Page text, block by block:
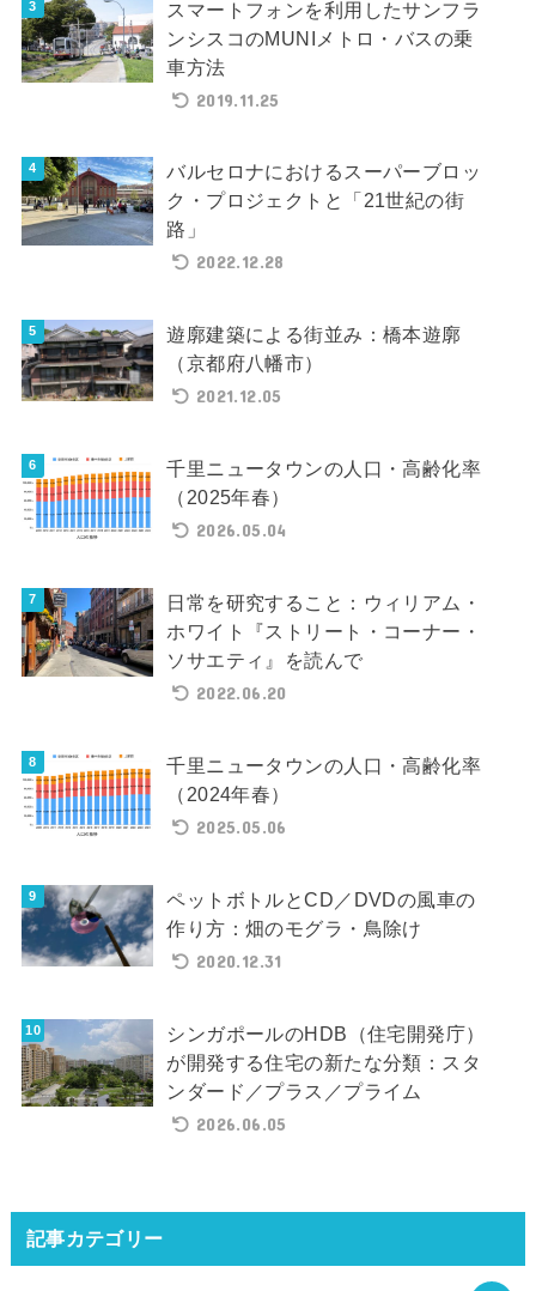
スマートフォンを利用したサンフラ
ンシスコのMUNIメトロ・バスの乗
車方法
2019.11.25
バルセロナにおけるスーパーブロッ
ク・プロジェクトと「21世紀の街
路」
2022.12.28
遊廓建築による街並み：橋本遊廓
（京都府八幡市）
2021.12.05
千里ニュータウンの人口・高齢化率
（2025年春）
2026.05.04
日常を研究すること：ウィリアム・
ホワイト『ストリート・コーナー・
ソサエティ』を読んで
2022.06.20
千里ニュータウンの人口・高齢化率
（2024年春）
2025.05.06
ペットボトルとCD／DVDの風車の
作り方：畑のモグラ・鳥除け
2020.12.31
シンガポールのHDB（住宅開発庁）
が開発する住宅の新たな分類：スタ
ンダード／プラス／プライム
2026.06.05
記事カテゴリー